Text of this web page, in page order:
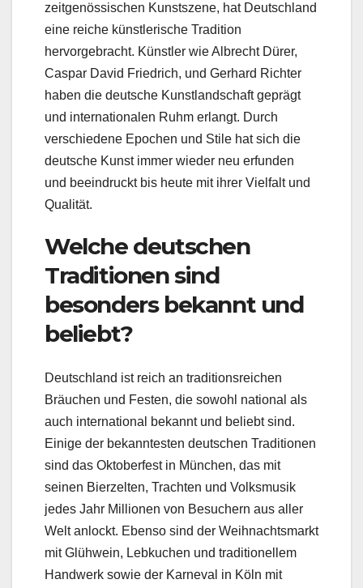
zeitgenössischen Kunstszene, hat Deutschland
eine reiche künstlerische Tradition
hervorgebracht. Künstler wie Albrecht Dürer,
Caspar David Friedrich, und Gerhard Richter
haben die deutsche Kunstlandschaft geprägt
und internationalen Ruhm erlangt. Durch
verschiedene Epochen und Stile hat sich die
deutsche Kunst immer wieder neu erfunden
und beeindruckt bis heute mit ihrer Vielfalt und
Qualität.
Welche deutschen
Traditionen sind
besonders bekannt und
beliebt?
Deutschland ist reich an traditionsreichen
Bräuchen und Festen, die sowohl national als
auch international bekannt und beliebt sind.
Einige der bekanntesten deutschen Traditionen
sind das Oktoberfest in München, das mit
seinen Bierzelten, Trachten und Volksmusik
jedes Jahr Millionen von Besuchern aus aller
Welt anlockt. Ebenso sind der Weihnachtsmarkt
mit Glühwein, Lebkuchen und traditionellem
Handwerk sowie der Karneval in Köln mit